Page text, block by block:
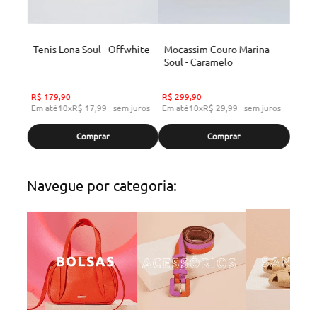
Tenis Lona Soul - Offwhite
R$ 179,90
Em até10xR$ 17,99 sem juros
Comprar
Mocassim Couro Marina
Soul - Caramelo
R$ 299,90
Em até10xR$ 29,99 sem juros
Comprar
Navegue por categoria: